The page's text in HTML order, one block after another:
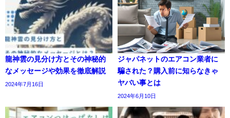
龍神雲の見分け方とその神秘的
なメッセージや効果を徹底解説
2024年7月16日
ジャパネットのエアコン業者に
騙された？購入前に知らなきゃ
ヤバい事とは
2024年6月10日